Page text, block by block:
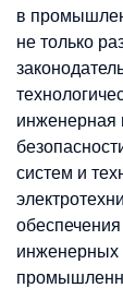
в
не только
инженерная
систем и
инженерных